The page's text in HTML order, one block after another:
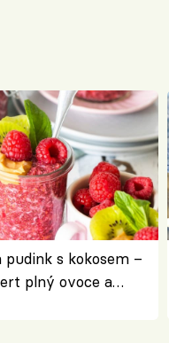
s kokosem –
plný ovoce a